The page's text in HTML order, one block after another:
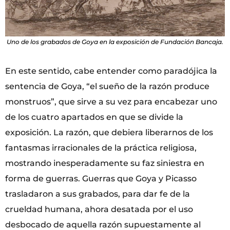
Uno de los grabados de Goya en la exposición de Fundación Bancaja.
En este sentido, cabe entender como paradójica la
sentencia de Goya, “el sueño de la razón produce
monstruos”, que sirve a su vez para encabezar uno
de los cuatro apartados en que se divide la
exposición. La razón, que debiera liberarnos de los
fantasmas irracionales de la práctica religiosa,
mostrando inesperadamente su faz siniestra en
forma de guerras. Guerras que Goya y Picasso
trasladaron a sus grabados, para dar fe de la
crueldad humana, ahora desatada por el uso
desbocado de aquella razón supuestamente al